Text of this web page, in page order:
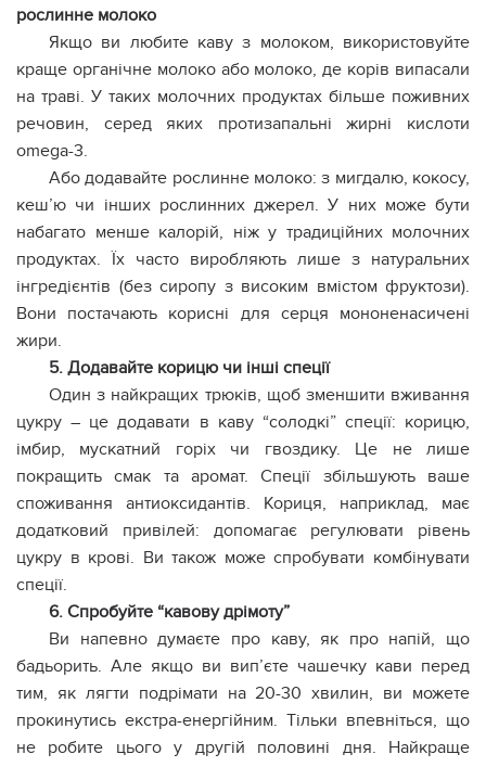
рослинне молоко
Якщо ви любите каву з молоком, використовуйте
краще органічне молоко або молоко, де корів випасали
на траві. У таких молочних продуктах більше поживних
речовин, серед яких протизапальні жирні кислоти
omega-3.
Або додавайте рослинне молоко: з мигдалю, кокосу,
кеш’ю чи інших рослинних джерел. У них може бути
набагато менше калорій, ніж у традиційних молочних
продуктах. Їх часто виробляють лише з натуральних
інгредієнтів (без сиропу з високим вмістом фруктози).
Вони постачають корисні для серця мононенасичені
жири.
5. Додавайте корицю чи інші спеції
Один з найкращих трюків, щоб зменшити вживання
цукру – це додавати в каву “солодкі” спеції: корицю,
імбир, мускатний горіх чи гвоздику. Це не лише
покращить смак та аромат. Спеції збільшують ваше
споживання антиоксидантів. Кориця, наприклад, має
додатковий привілей: допомагає регулювати рівень
цукру в крові. Ви також може спробувати комбінувати
спеції.
6. Cпробуйте “кавову дрімоту”
Ви напевно думаєте про каву, як про напій, що
бадьорить. Але якщо ви вип’єте чашечку кави перед
тим, як лягти подрімати на 20-30 хвилин, ви можете
прокинутись екстра-енергійним. Тільки впевніться, що
не робите цього у другій половині дня. Найкраще